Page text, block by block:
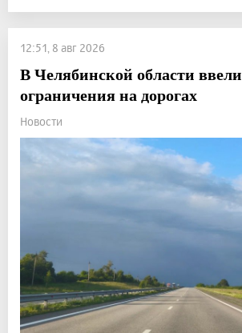
12:51, 8 авг 2026
В Челябинской области ввели
ограничения на дорогах
Новости